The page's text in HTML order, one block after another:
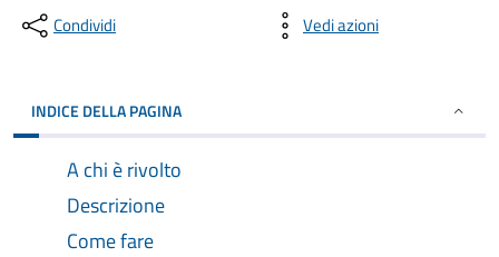
Condividi Vedi azioni
INDICE DELLA PAGINA
A chi è rivolto
Descrizione
Come fare